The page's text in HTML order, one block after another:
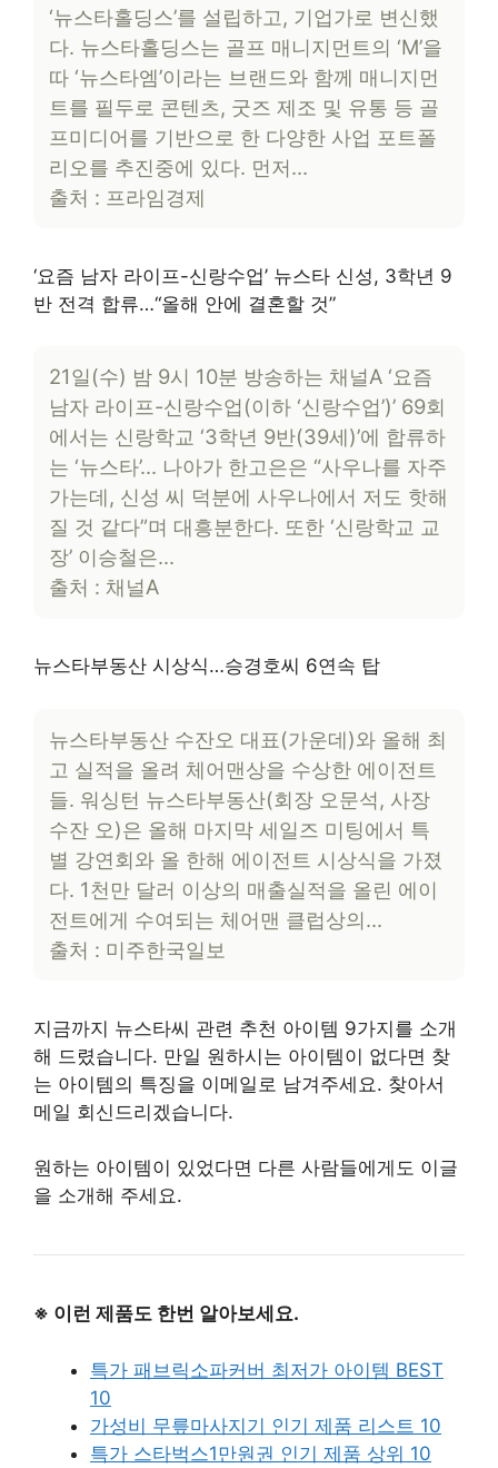
‘뉴스타홀딩스’를 설립하고, 기업가로 변신했
다. 뉴스타홀딩스는 골프 매니지먼트의 ‘M’을
따 ‘뉴스타엠’이라는 브랜드와 함께 매니지먼
트를 필두로 콘텐츠, 굿즈 제조 및 유통 등 골
프미디어를 기반으로 한 다양한 사업 포트폴
리오를 추진중에 있다. 먼저…
출처 : 프라임경제
‘요즘 남자 라이프-신랑수업’ 뉴스타 신성, 3학년 9
반 전격 합류…“올해 안에 결혼할 것”
21일(수) 밤 9시 10분 방송하는 채널A ‘요즘
남자 라이프-신랑수업(이하 ‘신랑수업’)’ 69회
에서는 신랑학교 ‘3학년 9반(39세)’에 합류하
는 ‘뉴스타’… 나아가 한고은은 “사우나를 자주
가는데, 신성 씨 덕분에 사우나에서 저도 핫해
질 것 같다”며 대흥분한다. 또한 ‘신랑학교 교
장’ 이승철은…
출처 : 채널A
뉴스타부동산 시상식…승경호씨 6연속 탑
뉴스타부동산 수잔오 대표(가운데)와 올해 최
고 실적을 올려 체어맨상을 수상한 에이전트
들. 워싱턴 뉴스타부동산(회장 오문석, 사장
수잔 오)은 올해 마지막 세일즈 미팅에서 특
별 강연회와 올 한해 에이전트 시상식을 가졌
다. 1천만 달러 이상의 매출실적을 올린 에이
전트에게 수여되는 체어맨 클럽상의…
출처 : 미주한국일보
지금까지 뉴스타씨 관련 추천 아이템 9가지를 소개
해 드렸습니다. 만일 원하시는 아이템이 없다면 찾
는 아이템의 특징을 이메일로 남겨주세요. 찾아서
메일 회신드리겠습니다.
원하는 아이템이 있었다면 다른 사람들에게도 이글
을 소개해 주세요.
※ 이런 제품도 한번 알아보세요.
특가 패브릭소파커버 최저가 아이템 BEST
10
가성비 무릎마사지기 인기 제품 리스트 10
특가 스타벅스1만원권 인기 제품 상위 10